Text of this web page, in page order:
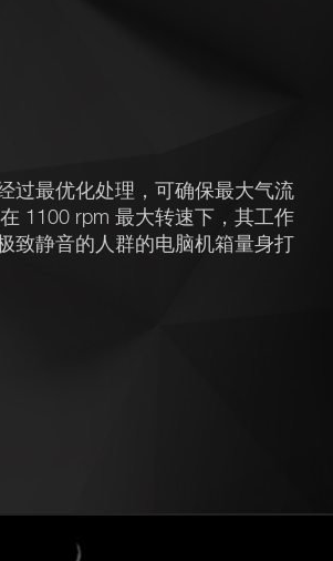
过最优化处理，可确保最大气流
1100 rpm 最大转速下，其工作
致静音的人群的电脑机箱量身打